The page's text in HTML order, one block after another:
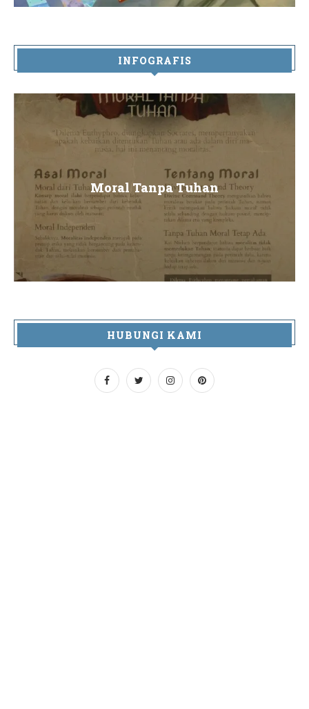
INFOGRAFIS
Moral Tanpa Tuhan
HUBUNGI KAMI